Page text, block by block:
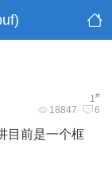
1#
18847 6
目前是一个框